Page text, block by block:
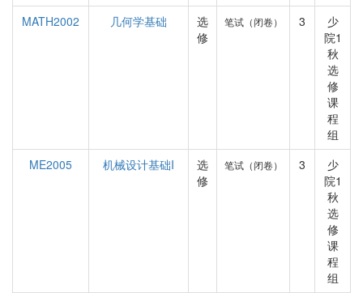
MATH2002
几何学基础
选
修
笔试（闭卷） 3
少
院1
秋
选
修
课
程
组
ME2005
机械设计基础I
选
修
笔试（闭卷） 3
少
院1
秋
选
修
课
程
组